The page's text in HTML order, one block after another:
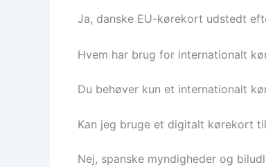
Ja, danske EU-kørekort udstedt
Hvem har brug for internationalt
Du behøver kun et internationalt
Kan jeg bruge et digitalt kørekort
Nej, spanske myndigheder og